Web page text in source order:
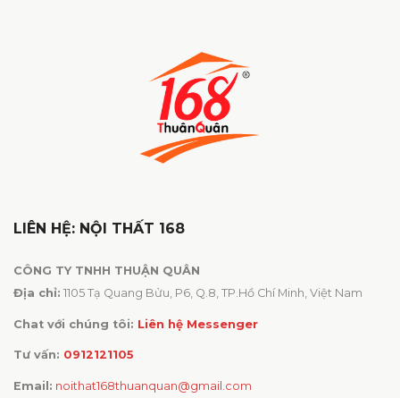
LIÊN HỆ: NỘI THẤT 168
CÔNG TY TNHH THUẬN QUÂN
Địa chỉ: 1105 Tạ Quang Bửu, P6, Q.8, TP.Hồ Chí Minh, Việt Nam
Chat với chúng tôi: Liên hệ Messenger
Tư vấn: 0912121105
Email: noithat168thuanquan@gmail.com